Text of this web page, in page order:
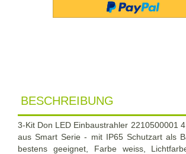
BESCHREIBUNG
3-Kit Don LED Einbaustrahler 2210500001
aus Smart Serie - mit IP65 Schutzart als
bestens geeignet, Farbe weiss,